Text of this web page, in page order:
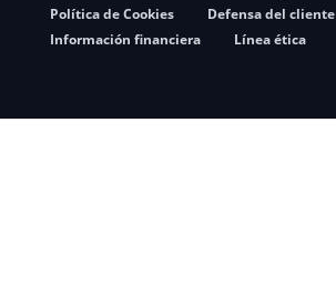
Política de Cookies
Defensa del cliente
Información financiera
Línea ética